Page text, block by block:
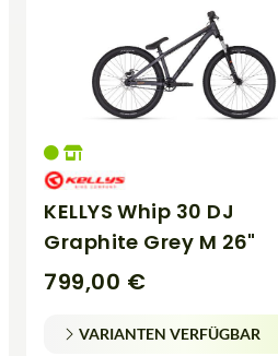
KELLYS Whip 30 DJ
Graphite Grey M 26"
799,00 €
VARIANTEN VERFÜGBAR